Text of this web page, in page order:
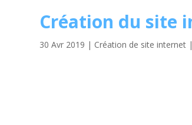
Création du site
30 Avr 2019 | Création de site internet |